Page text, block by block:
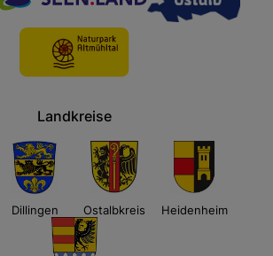
Landkreise
Dillingen Ostalbkreis Heidenheim